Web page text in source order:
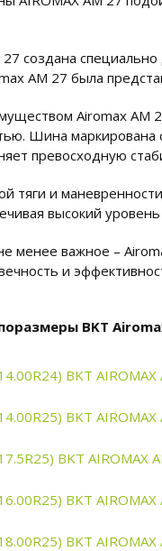
27 создана
AM 27 была
Airomax AM
Шина маркирована
превосходную
тяги и
высокий
менее важное –
и
BKT
BKT AIROMAX
BKT AIROMAX
BKT AIROMAX
BKT AIROMAX
BKT AIROMAX